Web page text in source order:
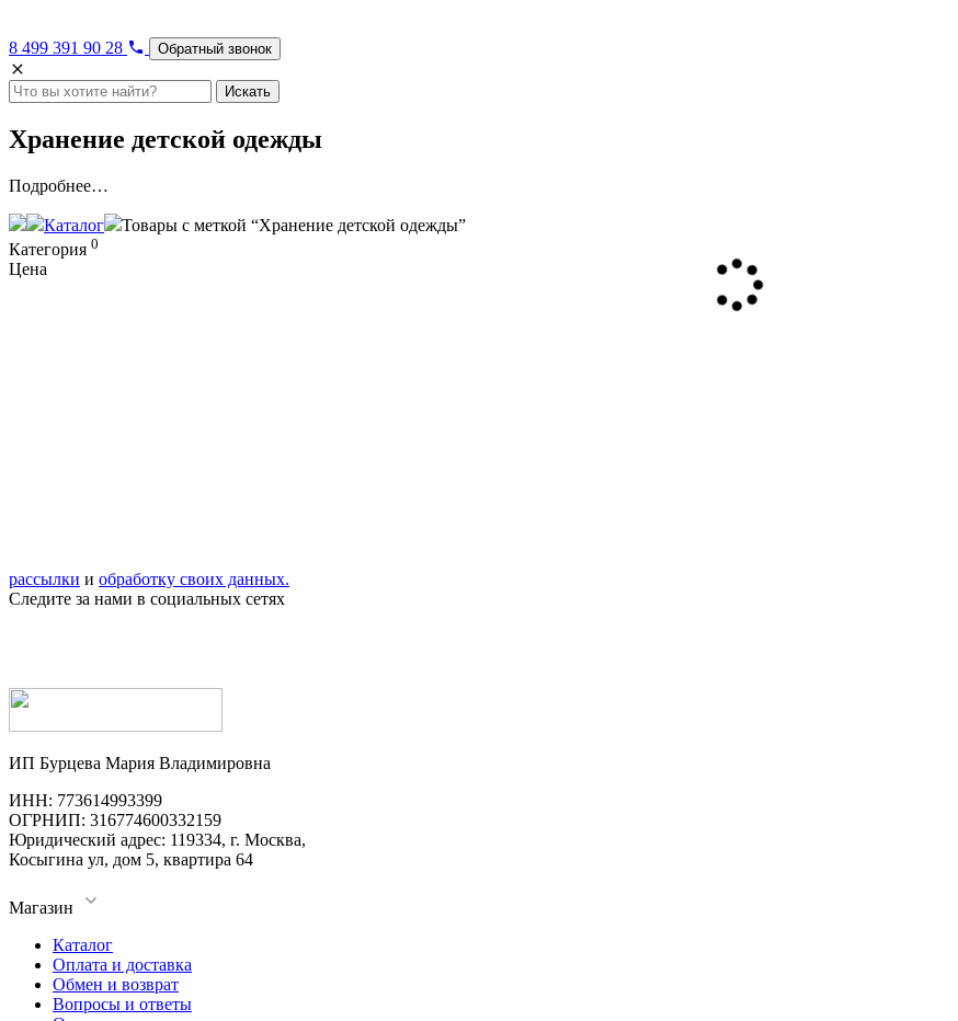
8 499 391 90 28 Обратный звонок
Искать
Хранение детской одежды
Подробнее…
Каталог
Товары с меткой “Хранение детской одежды”
Категория 0
Цена
рассылки и обработку своих данных.
Следите за нами в социальных сетях
ИП Бурцева Мария Владимировна
ИНН: 773614993399
ОГРНИП: 316774600332159
Юридический адрес: 119334, г. Москва,
Косыгина ул, дом 5, квартира 64
Магазин
Каталог
Оплата и доставка
Обмен и возврат
Вопросы и ответы